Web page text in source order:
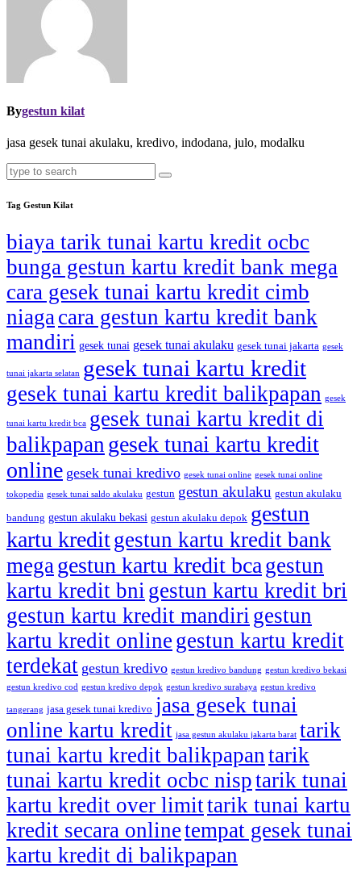
Bygestun kilat
jasa gesek tunai akulaku, kredivo, indodana, julo, modalku
Tag Gestun Kilat
biaya tarik tunai kartu kredit ocbc
bunga gestun kartu kredit bank mega
cara gesek tunai kartu kredit cimb
niaga cara gestun kartu kredit bank
mandiri gesek tunai gesek tunai akulaku gesek tunai jakarta gesek
tunai jakarta selatan gesek tunai kartu kredit
gesek tunai kartu kredit balikpapan gesek
tunai kartu kredit bca gesek tunai kartu kredit di
balikpapan gesek tunai kartu kredit
online gesek tunai kredivo gesek tunai online gesek tunai online
tokopedia gesek tunai saldo akulaku gestun gestun akulaku gestun akulaku
bandung gestun akulaku bekasi gestun akulaku depok gestun
kartu kreditgestun kartu kredit bank
mega gestun kartu kredit bca gestun
kartu kredit bni gestun kartu kredit bri
gestun kartu kredit mandiri gestun
kartu kredit online gestun kartu kredit
terdekat gestun kredivo gestun kredivo bandung gestun kredivo bekasi
gestun kredivo cod gestun kredivo depok gestun kredivo surabaya gestun kredivo
tangerang jasa gesek tunai kredivo jasa gesek tunai
online kartu kredit jasa gestun akulaku jakarta barat tarik
tunai kartu kredit balikpapan tarik
tunai kartu kredit ocbc nisptarik tunai
kartu kredit over limittarik tunai kartu
kredit secara onlinetempat gesek tunai
kartu kredit di balikpapan